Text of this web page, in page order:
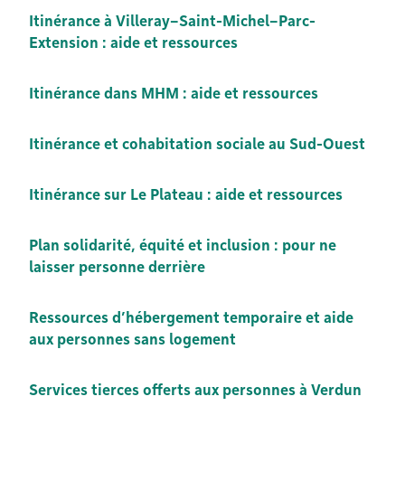
Itinérance à Villeray–Saint-Michel–Parc-
Extension : aide et ressources
Itinérance dans MHM : aide et ressources
Itinérance et cohabitation sociale au Sud-Ouest
Itinérance sur Le Plateau : aide et ressources
Plan solidarité, équité et inclusion : pour ne
laisser personne derrière
Ressources d’hébergement temporaire et aide
aux personnes sans logement
Services tierces offerts aux personnes à Verdun